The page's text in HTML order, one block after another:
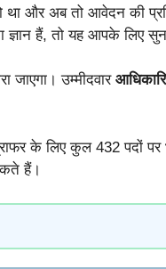
और अब तो आवेदन की
हैं, तो यह आपके लिए
जाएगा। उम्मीदवार
के लिए कुल 432 पदों पर
हैं।